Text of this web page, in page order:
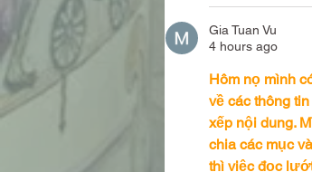
Gia Tuan Vu
4 hours ago
Hôm nọ mình
về các thông
xếp nội dung.
chia các mục
thì việc đọc